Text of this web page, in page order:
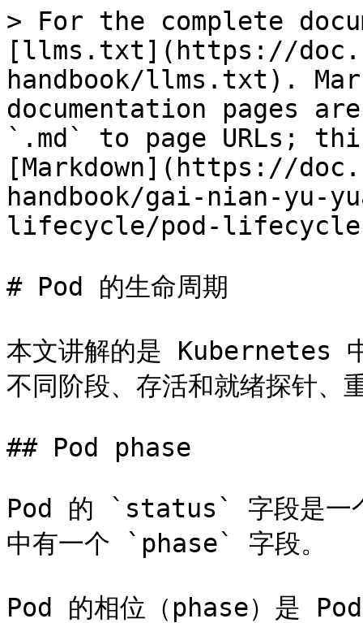
> For the complete
[llms.txt](https://
handbook/llms.txt).
documentation pages
`.md` to page URLs;
[Markdown](https://
handbook/gai-nian-yu-
lifecycle/pod-
# Pod 的生命周期
本文讲解的是 Kubernetes
不同阶段、存活和就绪探针、
## Pod phase
Pod 的 `status` 字段是一
中有一个 `phase` 字段。
Pod 的相位（phase）是